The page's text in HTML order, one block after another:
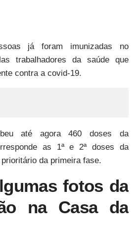
já foram imunizadas no
trabalhadores da saúde que
contra a covid-19.
até agora 460 doses da
as 1ª e 2ª doses da
da primeira fase.
fotos da
na Casa da